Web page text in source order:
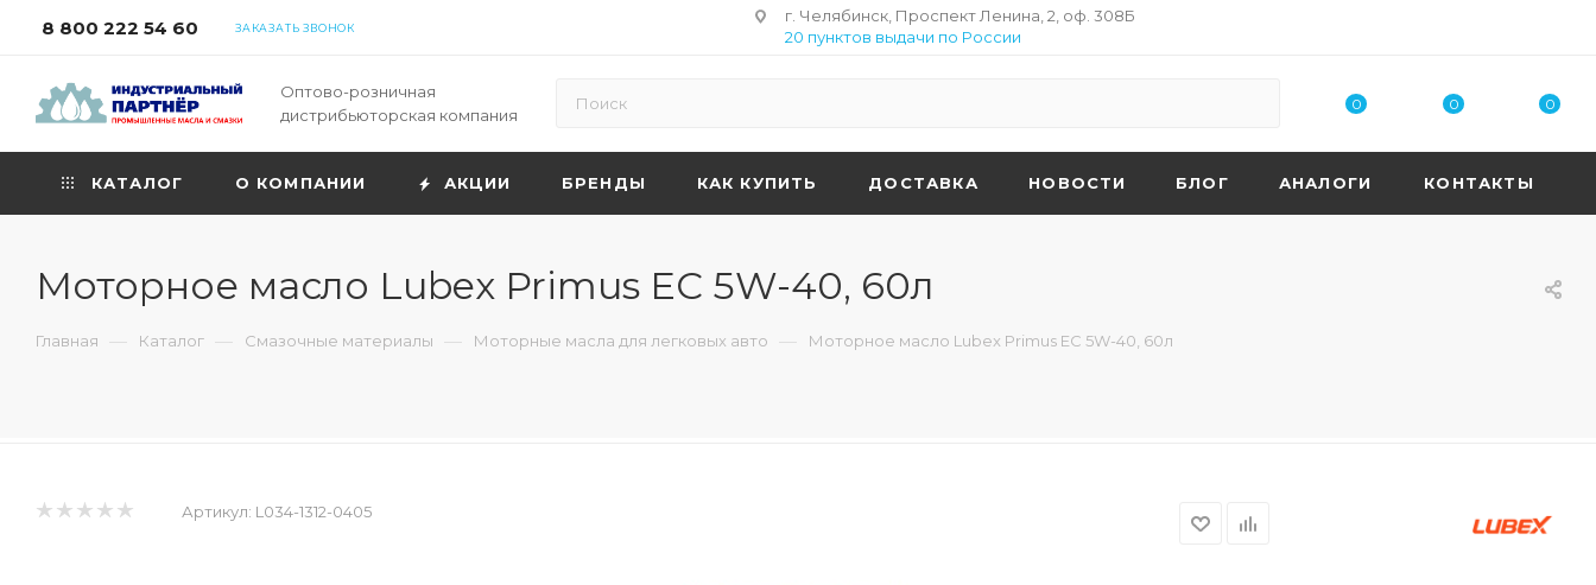
8 800 222 54 60 ЗАКАЗАТЬ ЗВОНОК
г. Челябинск, Проспект Ленина, 2, оф. 308Б
20 пунктов выдачи по России
Оптово-розничная
дистрибьюторская компания
0 0 0
КАТАЛОГ О КОМПАНИИ АКЦИИ БРЕНДЫ КАК КУПИТЬ ДОСТАВКА НОВОСТИ БЛОГ АНАЛОГИ КОНТАКТЫ
Моторное масло Lubex Primus EC 5W-40, 60л
Главная — Каталог — Смазочные материалы — Моторные масла для легковых авто — Моторное масло Lubex Primus EC 5W-40, 60л
Артикул: L034-1312-0405